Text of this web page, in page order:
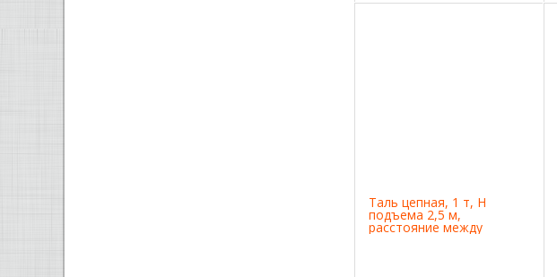
Таль цепная, 1 т, H
подъема 2,5 м,
расстояние между
крюками 300 мм Matrix